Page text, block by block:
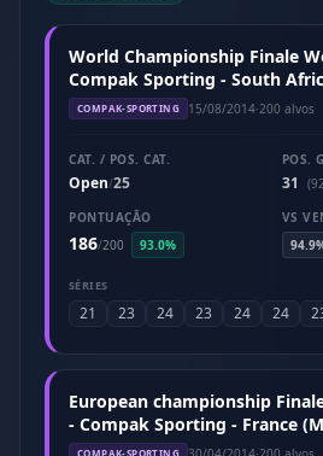
World Championship Finale
Compak Sporting - South
COMPAK-SPORTING 15/08/2014·200 alvos
CAT. / POS. CAT.
Open/25
POS.
31
PONTUAÇÃO
186/200 93.0%
VS
SÉRIES
21 23 24 23 24 24
European championship
- Compak Sporting - France
COMPAK-SPORTING